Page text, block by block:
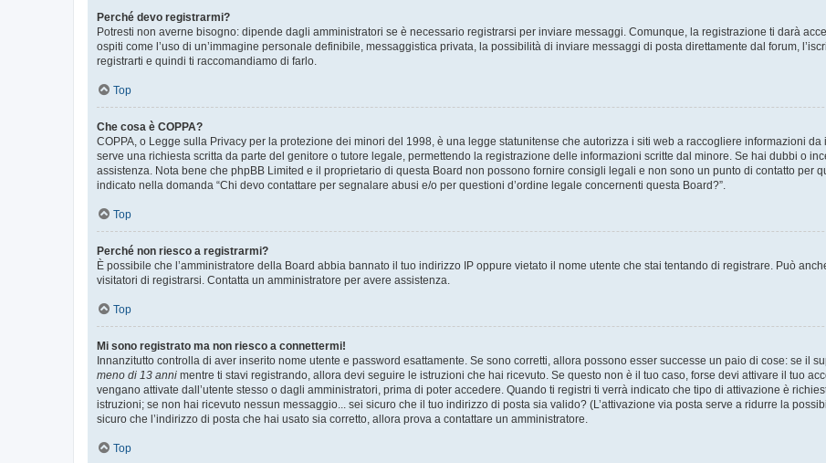
Perché devo registrarmi?
Potresti non averne bisogno: dipende dagli amministratori se è necessario registrarsi per inviare messaggi. Comunque, la registrazione ti darà
ospiti come l’uso di un’immagine personale definibile, messaggistica privata, la possibilità di inviare messaggi di posta direttamente dal forum,
registrarti e quindi ti raccomandiamo di farlo.
Top
Che cosa è COPPA?
COPPA, o Legge sulla Privacy per la protezione dei minori del 1998, è una legge statunitense che autorizza i siti web a raccogliere informazioni
serve una richiesta scritta da parte del genitore o tutore legale, permettendo la registrazione delle informazioni scritte dal minore. Se hai dubbi o
assistenza. Nota bene che phpBB Limited e il proprietario di questa Board non possono fornire consigli legali e non sono un punto di contatto per
indicato nella domanda “Chi devo contattare per segnalare abusi e/o per questioni d’ordine legale concernenti questa Board?”.
Top
Perché non riesco a registrarmi?
È possibile che l’amministratore della Board abbia bannato il tuo indirizzo IP oppure vietato il nome utente che stai tentando di registrare. Può
visitatori di registrarsi. Contatta un amministratore per avere assistenza.
Top
Mi sono registrato ma non riesco a connettermi!
Innanzitutto controlla di aver inserito nome utente e password esattamente. Se sono corretti, allora possono esser successe un paio di cose: se il
meno di 13 anni mentre ti stavi registrando, allora devi seguire le istruzioni che hai ricevuto. Se questo non è il tuo caso, forse devi attivare il tuo
vengano attivate dall’utente stesso o dagli amministratori, prima di poter accedere. Quando ti registri ti verrà indicato che tipo di attivazione è
istruzioni; se non hai ricevuto nessun messaggio... sei sicuro che il tuo indirizzo di posta sia valido? (L’attivazione via posta serve a ridurre la
sicuro che l’indirizzo di posta che hai usato sia corretto, allora prova a contattare un amministratore.
Top